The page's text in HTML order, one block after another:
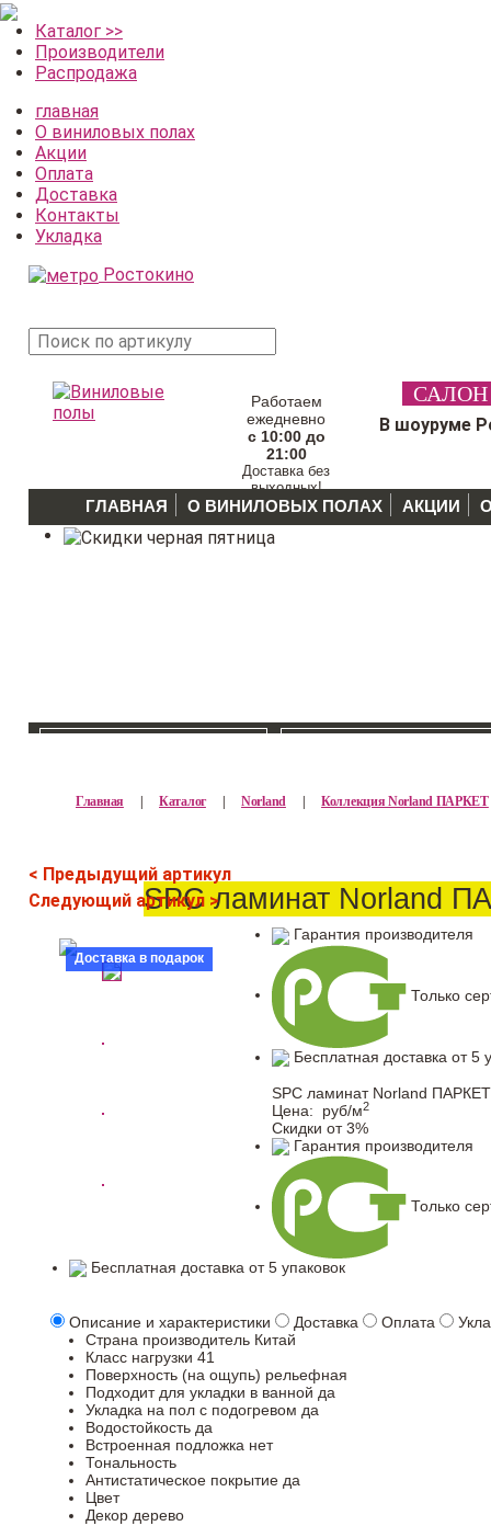
Каталог >>
Производители
Распродажа
главная
О виниловых полах
Акции
Оплата
Доставка
Контакты
Укладка
Ростокино
товара
Работаем
ежедневно
с 10:00 до
21:00
Доставка без
выходных!
В шоуруме
ГЛАВНАЯ О ВИНИЛОВЫХ ПОЛАХ АКЦИИ
Главная Каталог Norland Коллекция Norland ПАРКЕТ
< Предыдущий артикул
Следующий артикул >SPC ламинат Norland
Доставка в подарок
Гарантия производителя
Только
Бесплатная доставка от 5
SPC ламинат Norland
Цена:
руб/м2
Скидки от 3%
Гарантия производителя
Только
Бесплатная доставка от 5 упаковок
Описание и характеристики Доставка Оплата
Страна производитель Китай
Класс нагрузки 41
Поверхность (на ощупь) рельефная
Подходит для укладки в ванной да
Укладка на пол c подогревом да
Водостойкость да
Встроенная подложка нет
Тональность
Антистатическое покрытие да
Цвет
Декор дерево